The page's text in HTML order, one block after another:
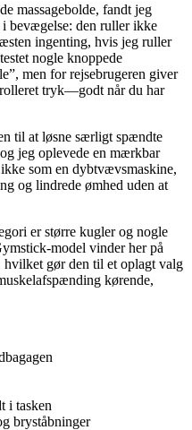
massagebolde, fandt jeg
bevægelse: den ruller ikke
ingenting, hvis jeg ruller
nogle knoppede
men for rejsebrugeren giver
tryk—godt når du har
til at løsne særligt spændte
jeg oplevede en mærkbar
som en dybtvævsmaskine,
og lindrede ømhed uden at
er større kugler og nogle
model vinder her på
gør den til et oplagt valg
kørende,
i tasken
bryståbninger